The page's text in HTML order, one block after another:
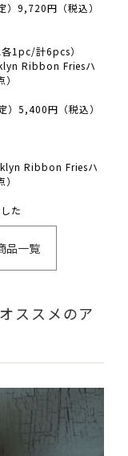
9,720円（税込）
1pc/計6pcs）
Ribbon Friesハ
）5,400円（税込）
Ribbon Friesハ
た
品一覧
ススメのア